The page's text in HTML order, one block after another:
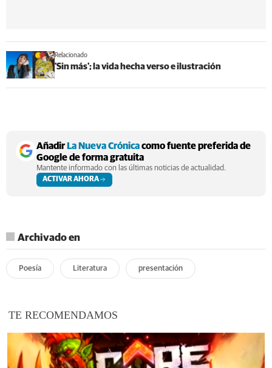
Relacionado
'Sin más'; la vida hecha verso e ilustración
Añadir La Nueva Crónicacomo fuente preferida de
Google de forma gratuita
Mantente informado con las últimas noticias de actualidad.
ACTIVAR AHORA
Archivado en
Poesía Literatura presentación
TE RECOMENDAMOS